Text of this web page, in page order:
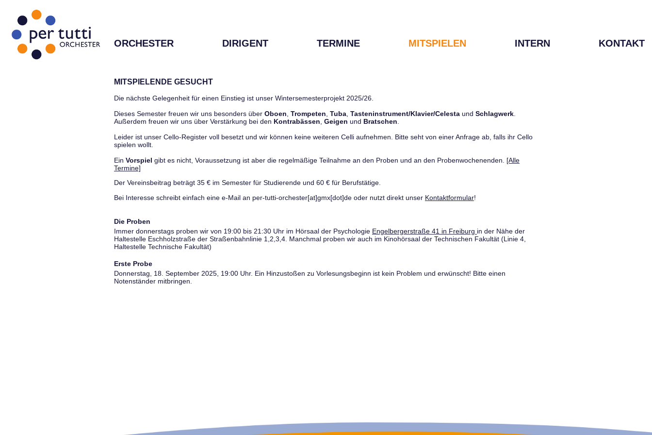
ORCHESTER DIRIGENT TERMINE MITSPIELEN INTERN KONTAKT
MITSPIELENDE GESUCHT
Die nächste Gelegenheit für einen Einstieg ist unser Wintersemesterprojekt 2025/26.
Dieses Semester freuen wir uns besonders über Oboen Trompeten Tuba Tasteninstrument/Klavier/Celesta und Schlagwerk
Außerdem freuen wir uns über Verstärkung bei den Kontrabässen Geigen und Bratschen
Leider ist unser Cello-Register voll besetzt und wir können keine weiteren Celli aufnehmen. Bitte seht von einer Anfrage ab, falls ihr Cello
spielen wollt.
Ein Vorspiel gibt es nicht, Voraussetzung ist aber die regelmäßige Teilnahme an den Proben und an den Probenwochenenden. [Alle
Termine]
Der Vereinsbeitrag beträgt 35 € im Semester für Studierende und 60 € für Berufstätige.
Bei Interesse schreibt einfach eine e-Mail an per-tutti-orchester[at]gmx[dot]de oder nutzt direkt unser Kontaktformular!
Die Proben
Immer donnerstags proben wir von 19:00 bis 21:30 Uhr im Hörsaal der Psychologie Engelbergerstraße 41 in Freiburg in der Nähe der
Haltestelle Eschholzstraße der Straßenbahnlinie 1,2,3,4. Manchmal proben wir auch im Kinohörsaal der Technischen Fakultät (Linie 4,
Haltestelle Technische Fakultät)
Erste Probe
Donnerstag, 18. September 2025, 19:00 Uhr. Ein Hinzustoßen zu Vorlesungsbeginn ist kein Problem und erwünscht! Bitte einen
Notenständer mitbringen.